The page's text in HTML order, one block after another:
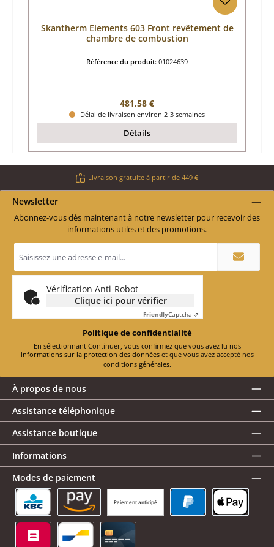
Skantherm Elements 603 Front revêtement de
chambre de combustion
Référence du produit: 01024639
Prix régulier :
481,58 €
Délai de livraison environ 2-3 semaines
Détails
Livraison gratuite à partir de 449 €
Newsletter
Abonnez-vous dès maintenant à notre newsletter pour recevoir des
informations utiles et des promotions.
e-
mail
*
Vérification Anti-Robot
Clique ici pour vérifier
FriendlyCaptcha ⇗
Politique de confidentialité
En sélectionnant Continuer, vous confirmez que vous avez lu nos
informations sur la protection des données
et que vous avez accepté nos
conditions générales.
À propos de nous
Assistance téléphonique
Assistance boutique
Informations
Modes de paiement
Paiement anticipé
KBC/CBC Payment Button
Amazon Pay